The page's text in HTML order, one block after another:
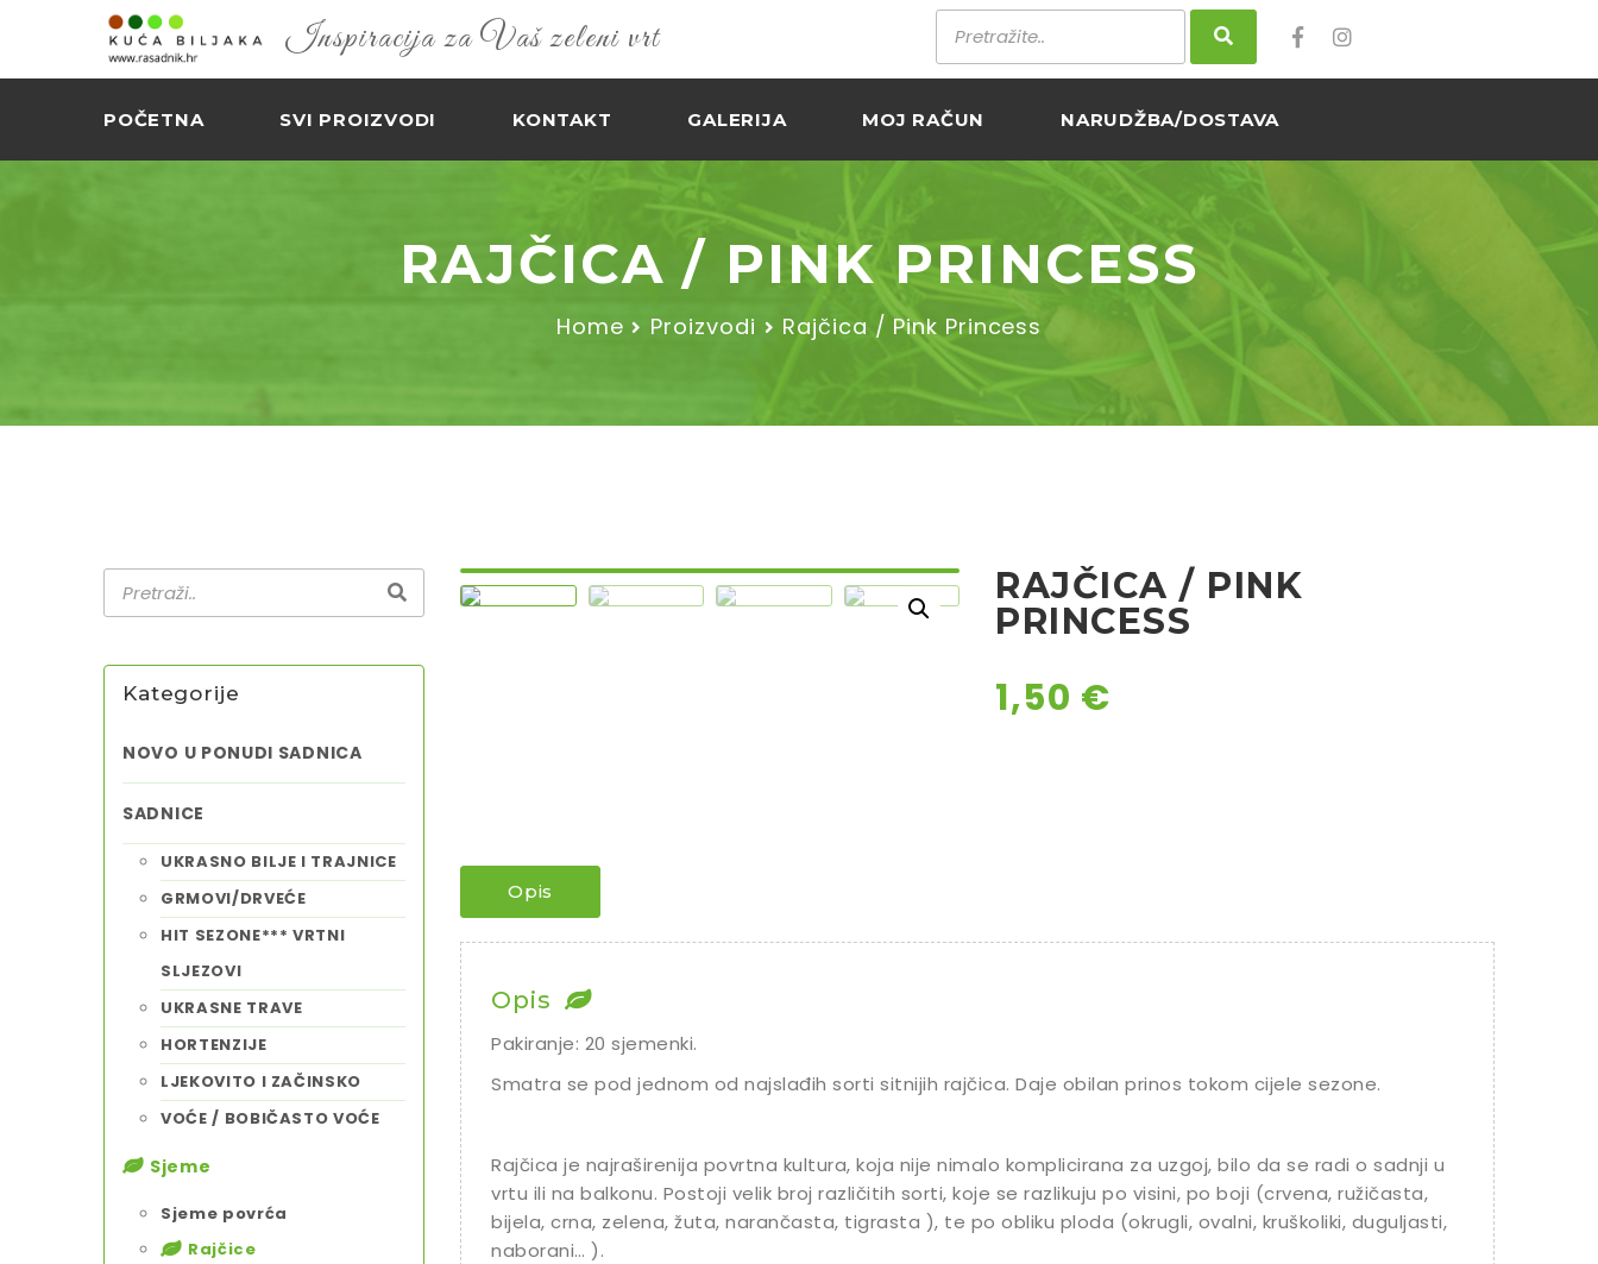
Inspiracija za Vaš zeleni vrt
POČETNA SVI PROIZVODI KONTAKT GALERIJA MOJ RAČUN NARUDŽBA/DOSTAVA
RAJČICA / PINK PRINCESS
Home Proizvodi Rajčica / Pink Princess
Kategorije
NOVO U PONUDI SADNICA
SADNICE
UKRASNO BILJE I TRAJNICE
GRMOVI/DRVEĆE
HIT SEZONE*** VRTNI
SLJEZOVI
UKRASNE TRAVE
HORTENZIJE
LJEKOVITO I ZAČINSKO
VOĆE / BOBIČASTO VOĆE
Sjeme
Sjeme povrća
Rajčice
RAJČICA / PINK
PRINCESS
1,50 €
Opis
Opis
Pakiranje: 20 sjemenki.
Smatra se pod jednom od najslađih sorti sitnijih rajčica. Daje obilan prinos tokom cijele sezone.
Rajčica je najraširenija povrtna kultura, koja nije nimalo komplicirana za uzgoj, bilo da se radi o sadnji u
vrtu ili na balkonu. Postoji velik broj različitih sorti, koje se razlikuju po visini, po boji (crvena, ružičasta,
bijela, crna, zelena, žuta, narančasta, tigrasta ), te po obliku ploda (okrugli, ovalni, kruškoliki, duguljasti,
naborani… ).